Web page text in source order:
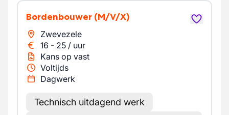
Bordenbouwer (M/V/X)
Zwevezele
16 - 25 / uur
Kans op vast
Voltijds
Dagwerk
Technisch uitdagend werk